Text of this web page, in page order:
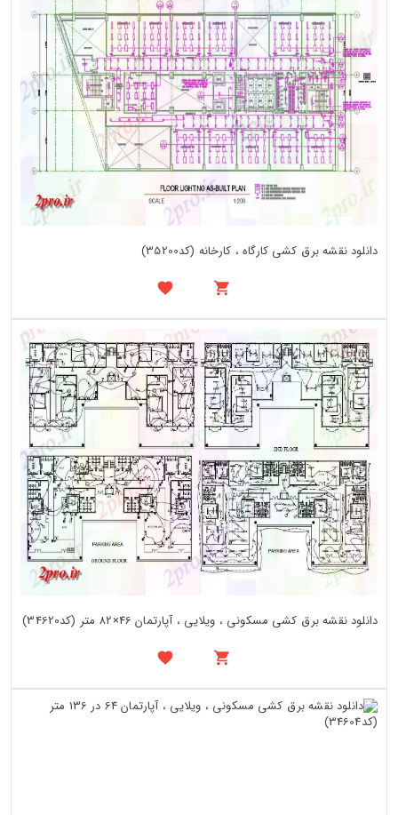
دانلود نقشه برق کشی کارگاه ، کارخانه (کد35200)
دانلود نقشه برق کشی مسکونی ، ویلایی ، آپارتمان 46×82 متر (کد34620)